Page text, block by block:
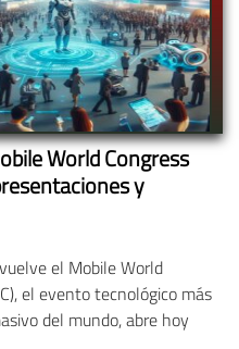
World Congress
y
el Mobile World
el evento tecnológico más
del mundo, abre hoy